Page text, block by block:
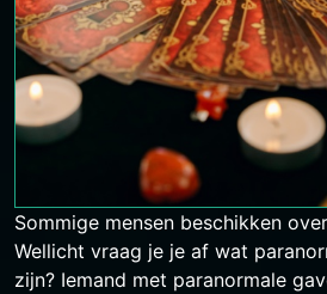
Sommige mensen beschikken
Wellicht vraag je je af wat
zijn? Iemand met paranormale